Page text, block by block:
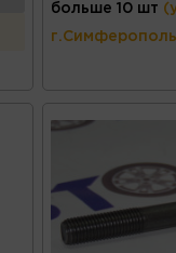
больше 10 шт